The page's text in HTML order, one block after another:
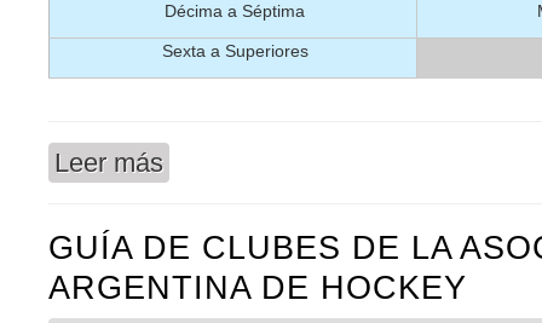
Décima a Séptima
Sexta a Superiores
Leer más
GUÍA DE CLUBES DE LA
ARGENTINA DE HOCKEY